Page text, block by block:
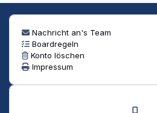
Nachricht an's Team
Boardregeln
Konto löschen
Impressum